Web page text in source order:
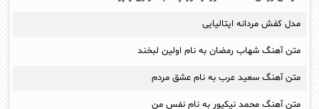
مدل کفش مردانه ایتالیایی
متن آهنگ شهاب رمضان به نام اولین لبخند
متن آهنگ سعید عرب به نام عشق مردم
متن آهنگ محمد نیکپور به نام نفس من